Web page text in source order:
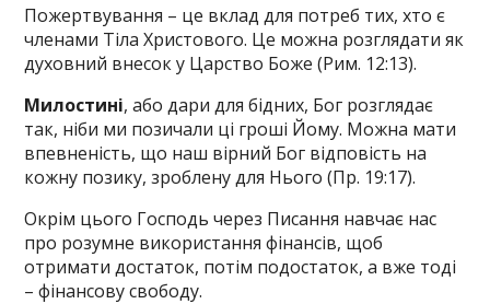
Пожертвування – це вклад для потреб тих, хто є
членами Тіла Христового. Це можна розглядати як
духовний внесок у Царство Боже (Рим. 12:13).
Милостині, або дари для бідних, Бог розглядає
так, ніби ми позичали ці гроші Йому. Можна мати
впевненість, що наш вірний Бог відповість на
кожну позику, зроблену для Нього (Пр. 19:17).
Окрім цього Господь через Писання навчає нас
про розумне використання фінансів, щоб
отримати достаток, потім подостаток, а вже тоді
– фінансову свободу.